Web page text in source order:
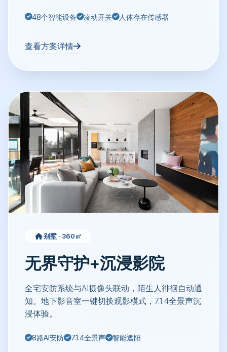
48个智能设备 凌动开关 人体存在传感器
查看方案详情
别墅 · 360㎡
无界守护+沉浸影院
全宅安防系统与AI摄像头联动，陌生人徘徊自动通
知。地下影音室一键切换观影模式，7.1.4全景声沉
浸体验。
8路AI安防 7.1.4全景声 智能遮阳